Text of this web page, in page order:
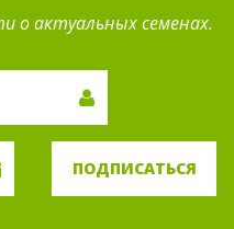
о актуальных семенах.
ПОДПИСАТЬСЯ